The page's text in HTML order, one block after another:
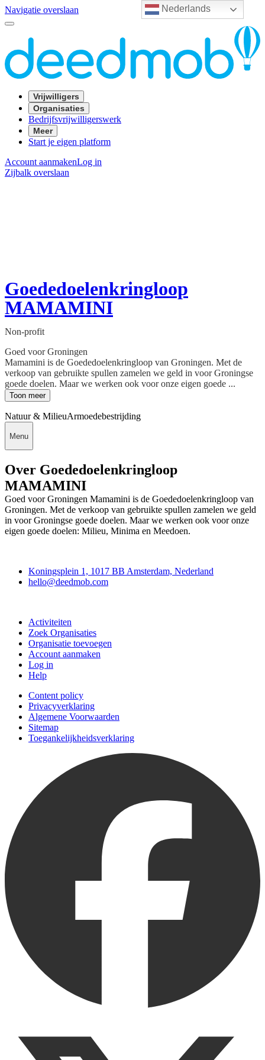
Nederlands
Navigatie overslaan
Vrijwilligers
Organisaties
Bedrijfsvrijwilligerswerk
Meer
Start je eigen platform
Account aanmakenLog in
Zijbalk overslaan
Goededoelenkringloop
MAMAMINI
Non-profit
Goed voor Groningen
Mamamini is de Goededoelenkringloop van Groningen. Met de
verkoop van gebruikte spullen zamelen we geld in voor Groningse
goede doelen. Maar we werken ook voor onze eigen goede ...
Toon meer
Natuur & MilieuArmoedebestrijding
Menu
Over Goededoelenkringloop
MAMAMINI
Goed voor Groningen Mamamini is de Goededoelenkringloop van
Groningen. Met de verkoop van gebruikte spullen zamelen we geld
in voor Groningse goede doelen. Maar we werken ook voor onze
eigen goede doelen: Milieu, Minima en Meedoen.
Koningsplein 1, 1017 BB Amsterdam, Nederland
hello@deedmob.com
Activiteiten
Zoek Organisaties
Organisatie toevoegen
Account aanmaken
Log in
Help
Content policy
Privacyverklaring
Algemene Voorwaarden
Sitemap
Toegankelijkheidsverklaring